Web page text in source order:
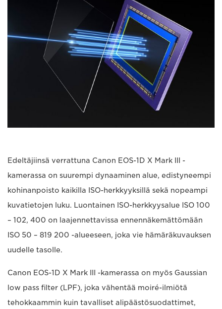
Edeltäjiinsä verrattuna Canon EOS-1D X Mark III -
kamerassa on suurempi dynaaminen alue, edistyneempi
kohinanpoisto kaikilla ISO-herkkyyksillä sekä nopeampi
kuvatietojen luku. Luontainen ISO-herkkyysalue ISO 100
– 102, 400 on laajennettavissa ennennäkemättömään
ISO 50 – 819 200 -alueeseen, joka vie hämäräkuvauksen
uudelle tasolle.
Canon EOS-1D X Mark III -kamerassa on myös Gaussian
low pass filter (LPF), joka vähentää moiré-ilmiötä
tehokkaammin kuin tavalliset alipäästösuodattimet,